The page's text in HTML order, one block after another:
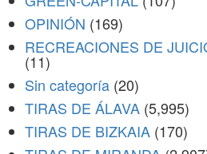
OPINIÓN (169)
RECREACIONES DE
(11)
Sin categoría (20)
TIRAS DE ÁLAVA (5,995)
TIRAS DE BIZKAIA (170)